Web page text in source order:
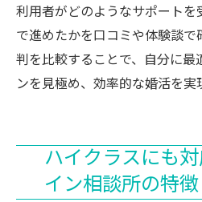
利用者がどのようなサポート
で進めたかを口コミや体験談
判を比較することで、自分に
ンを見極め、効率的な婚活を実
ハイクラスにも
イン相談所の特徴